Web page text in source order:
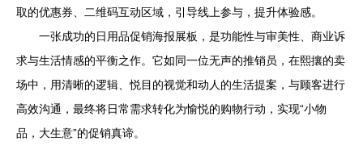
取的优惠券、二维码互动区域，引导线上参与，提升体验感。
一张成功的日用品促销海报展板，是功能性与审美性、商业诉
求与生活情感的平衡之作。它如同一位无声的推销员，在熙攘的卖
场中，用清晰的逻辑、悦目的视觉和动人的生活提案，与顾客进行
高效沟通，最终将日常需求转化为愉悦的购物行动，实现“小物
品，大生意”的促销真谛。